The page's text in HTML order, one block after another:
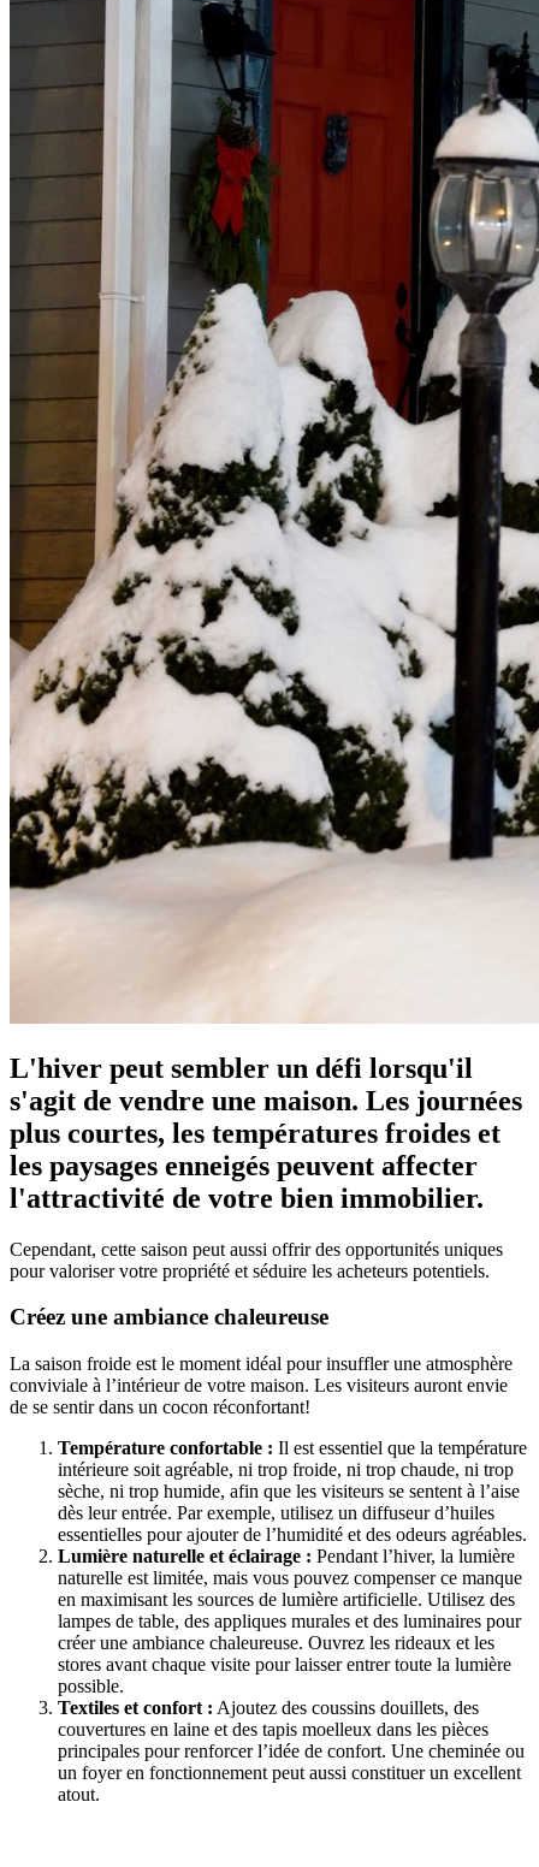
L'hiver peut sembler un défi lorsqu'il
s'agit de vendre une maison. Les journées
plus courtes, les températures froides et
les paysages enneigés peuvent affecter
l'attractivité de votre bien immobilier.
Cependant, cette saison peut aussi offrir des opportunités uniques
pour valoriser votre propriété et séduire les acheteurs potentiels.
Créez une ambiance chaleureuse
La saison froide est le moment idéal pour insuffler une atmosphère
conviviale à l’intérieur de votre maison. Les visiteurs auront envie
de se sentir dans un cocon réconfortant!
Température confortable : Il est essentiel que la température
intérieure soit agréable, ni trop froide, ni trop chaude, ni trop
sèche, ni trop humide, afin que les visiteurs se sentent à l’aise
dès leur entrée. Par exemple, utilisez un diffuseur d’huiles
essentielles pour ajouter de l’humidité et des odeurs agréables.
Lumière naturelle et éclairage : Pendant l’hiver, la lumière
naturelle est limitée, mais vous pouvez compenser ce manque
en maximisant les sources de lumière artificielle. Utilisez des
lampes de table, des appliques murales et des luminaires pour
créer une ambiance chaleureuse. Ouvrez les rideaux et les
stores avant chaque visite pour laisser entrer toute la lumière
possible.
Textiles et confort : Ajoutez des coussins douillets, des
couvertures en laine et des tapis moelleux dans les pièces
principales pour renforcer l’idée de confort. Une cheminée ou
un foyer en fonctionnement peut aussi constituer un excellent
atout.